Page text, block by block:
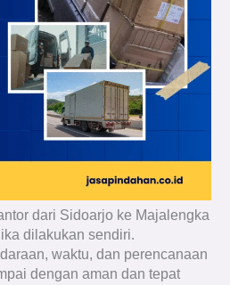
dari Sidoarjo ke Majalengka
dilakukan sendiri.
waktu, dan perencanaan
dengan aman dan tepat